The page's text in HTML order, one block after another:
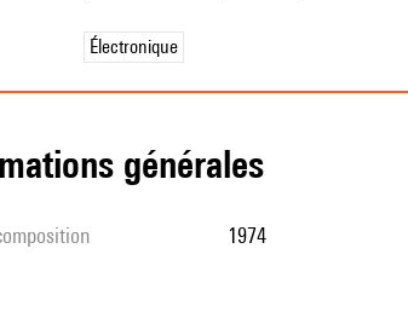
Électronique
générales
1974